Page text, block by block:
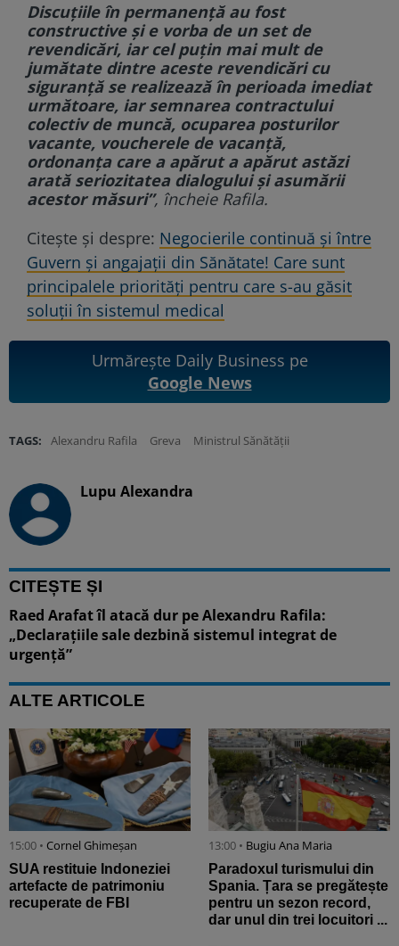
Discuţiile în permanenţă au fost
constructive şi e vorba de un set de
revendicări, iar cel puţin mai mult de
jumătate dintre aceste revendicări cu
siguranţă se realizează în perioada imediat
următoare, iar semnarea contractului
colectiv de muncă, ocuparea posturilor
vacante, voucherele de vacanţă,
ordonanţa care a apărut a apărut astăzi
arată seriozitatea dialogului şi asumării
acestor măsuri”, încheie Rafila.
Citește și despre: Negocierile continuă și între
Guvern și angajații din Sănătate! Care sunt
principalele priorități pentru care s-au găsit
soluții în sistemul medical
Urmărește Daily Business pe
Google News
TAGS: Alexandru Rafila Greva Ministrul Sănătății
Lupu Alexandra
CITEȘTE ȘI
Raed Arafat îl atacă dur pe Alexandru Rafila:
„Declarațiile sale dezbină sistemul integrat de
urgență”
ALTE ARTICOLE
15:00 • Cornel Ghimeșan
SUA restituie Indoneziei
artefacte de patrimoniu
recuperate de FBI
13:00 • Bugiu ⁠Ana Maria
Paradoxul turismului din
Spania. Țara se pregătește
pentru un sezon record,
dar unul din trei locuitori ...